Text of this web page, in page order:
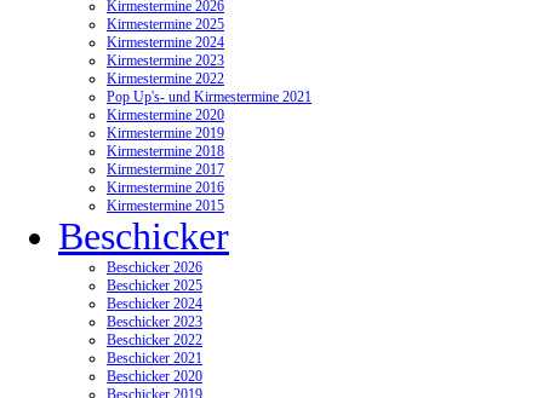
Kirmestermine 2026
Kirmestermine 2025
Kirmestermine 2024
Kirmestermine 2023
Kirmestermine 2022
Pop Up's- und Kirmestermine 2021
Kirmestermine 2020
Kirmestermine 2019
Kirmestermine 2018
Kirmestermine 2017
Kirmestermine 2016
Kirmestermine 2015
Beschicker
Beschicker 2026
Beschicker 2025
Beschicker 2024
Beschicker 2023
Beschicker 2022
Beschicker 2021
Beschicker 2020
Beschicker 2019